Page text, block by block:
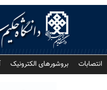
انتصابات بروشورهای الکترونیک